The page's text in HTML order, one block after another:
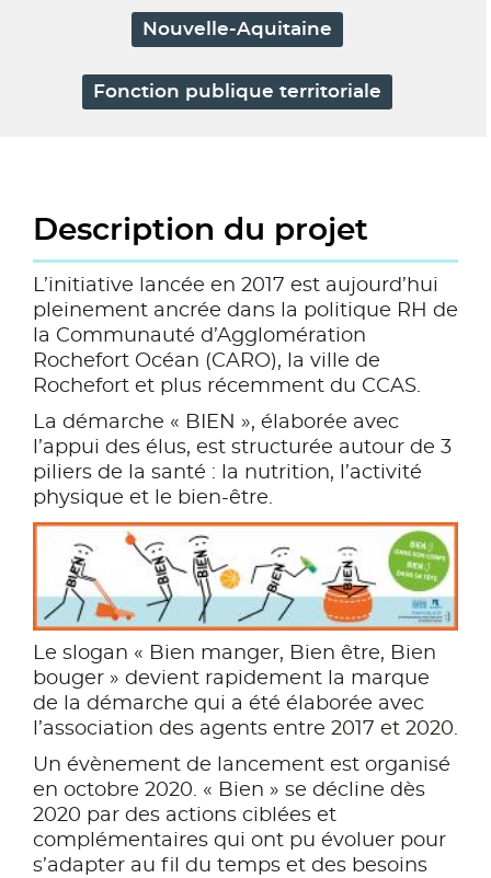
Nouvelle-Aquitaine
Fonction publique territoriale
Description du projet
L’initiative lancée en 2017 est aujourd’hui
pleinement ancrée dans la politique RH de
la Communauté d’Agglomération
Rochefort Océan (CARO), la ville de
Rochefort et plus récemment du CCAS.
La démarche « BIEN », élaborée avec
l’appui des élus, est structurée autour de 3
piliers de la santé : la nutrition, l’activité
physique et le bien-être.
Le slogan « Bien manger, Bien être, Bien
bouger » devient rapidement la marque
de la démarche qui a été élaborée avec
l’association des agents entre 2017 et 2020.
Un évènement de lancement est organisé
en octobre 2020. « Bien » se décline dès
2020 par des actions ciblées et
complémentaires qui ont pu évoluer pour
s’adapter au fil du temps et des besoins